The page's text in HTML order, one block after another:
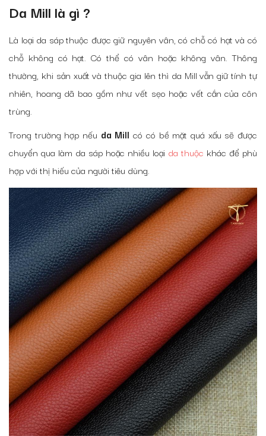
Da Mill là gì ?
Là loại da sáp thuộc được giữ nguyên vân, có chỗ có hạt và có
chỗ không có hạt. Có thể có vân hoặc không vân. Thông
thường, khi sản xuất và thuộc gia lên thì da Mill vẫn giữ tính tự
nhiên, hoang dã bao gồm như vết sẹo hoặc vết cắn của côn
trùng.
Trong trường hợp nếu da Mill có có bề mặt quá xấu sẽ được
chuyển qua làm da sáp hoặc nhiều loại da thuộc khác để phù
hợp với thị hiếu của người tiêu dùng.